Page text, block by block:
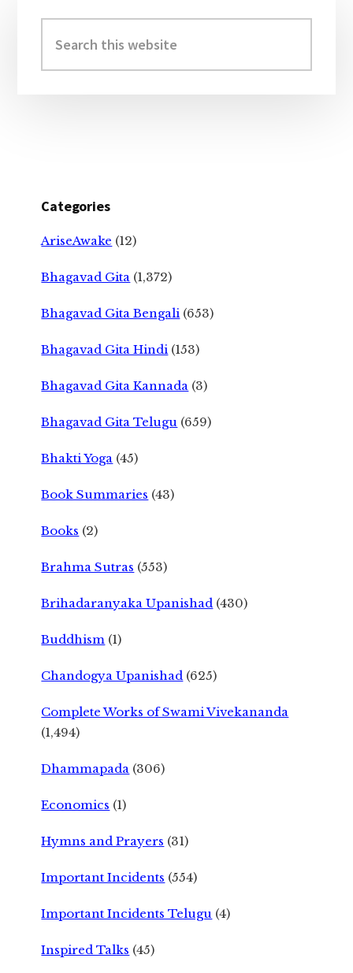
Sidebar
this
website
Categories
AriseAwake (12)
Bhagavad Gita (1,372)
Bhagavad Gita Bengali (653)
Bhagavad Gita Hindi (153)
Bhagavad Gita Kannada (3)
Bhagavad Gita Telugu (659)
Bhakti Yoga (45)
Book Summaries (43)
Books (2)
Brahma Sutras (553)
Brihadaranyaka Upanishad (430)
Buddhism (1)
Chandogya Upanishad (625)
Complete Works of Swami Vivekananda
(1,494)
Dhammapada (306)
Economics (1)
Hymns and Prayers (31)
Important Incidents (554)
Important Incidents Telugu (4)
Inspired Talks (45)